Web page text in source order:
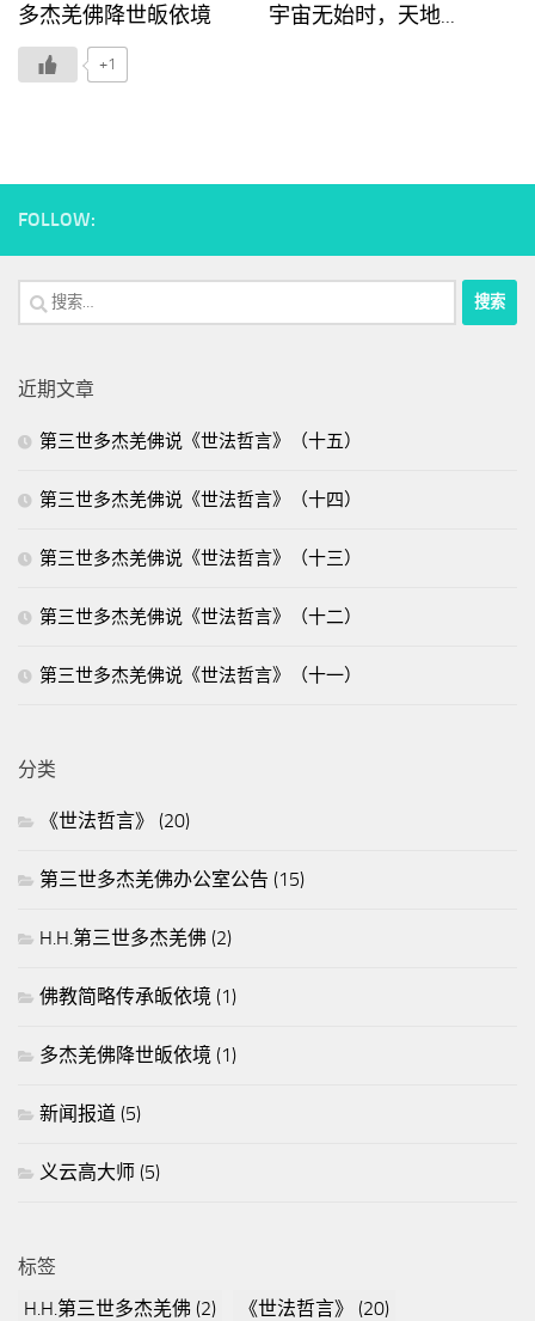
多杰羌佛降世皈依境 宇宙无始时，天地...
+1
FOLLOW:
搜
索：
近期文章
第三世多杰羌佛说《世法哲言》（十五）
第三世多杰羌佛说《世法哲言》（十四）
第三世多杰羌佛说《世法哲言》（十三）
第三世多杰羌佛说《世法哲言》（十二）
第三世多杰羌佛说《世法哲言》（十一）
分类
《世法哲言》 (20)
第三世多杰羌佛办公室公告 (15)
H.H.第三世多杰羌佛 (2)
佛教简略传承皈依境 (1)
多杰羌佛降世皈依境 (1)
新闻报道 (5)
义云高大师 (5)
标签
H.H.第三世多杰羌佛 (2) 《世法哲言》
(20)